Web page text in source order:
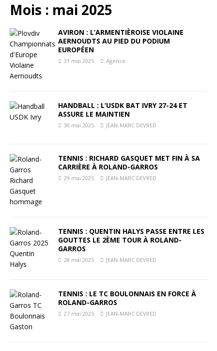
Mois : mai 2025
AVIRON : L’ARMENTIÈROISE VIOLAINE
AERNOUDTS AU PIED DU PODIUM
EUROPÉEN
31 mai 2025 Agence
HANDBALL : L’USDK BAT IVRY 27-24 ET
ASSURE LE MAINTIEN
30 mai 2025 JEAN-MARC DEVRED
TENNIS : RICHARD GASQUET MET FIN À SA
CARRIÈRE À ROLAND-GARROS
29 mai 2025 JEAN-MARC DEVRED
TENNIS : QUENTIN HALYS PASSE ENTRE LES
GOUTTES LE 2ÈME TOUR À ROLAND-
GARROS
28 mai 2025 JEAN-MARC DEVRED
TENNIS : LE TC BOULONNAIS EN FORCE À
ROLAND-GARROS
27 mai 2025 JEAN-MARC DEVRED